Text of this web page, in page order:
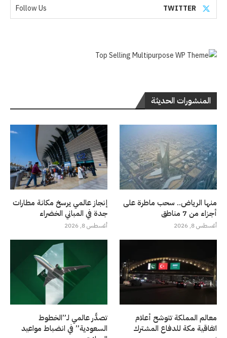
TWITTER
Follow Us
المنشورات الحديثة
منها الرياض.. سحب ماطرة على
أجزاء من 7 مناطق
أغسطس 8, 2026
إنجاز عالمي يرسخ مكانة مطارات
جدة في المباني الخضراء
أغسطس 8, 2026
معالم المملكة تتوشح أعلام
اتفاقية مكة للدفاع المشترك
تصدُّر عالمي لـ”الخطوط
السعودية” في انضباط مواعيد